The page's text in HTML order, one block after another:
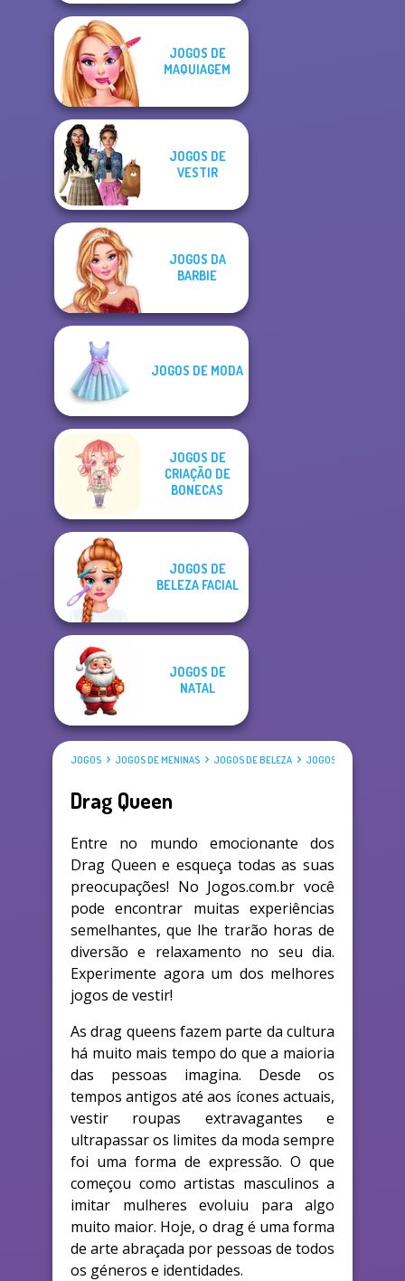
JOGOS DE
MAQUIAGEM
JOGOS DE
VESTIR
JOGOS DA
BARBIE
JOGOS DE MODA
JOGOS DE
CRIAÇÃO DE
BONECAS
JOGOS DE
BELEZA FACIAL
JOGOS DE
NATAL
JOGOS JOGOS DE MENINAS JOGOS DE BELEZA JOGOS DE VESTIR
Drag Queen
Entre no mundo emocionante dos
Drag Queen e esqueça todas as suas
preocupações! No Jogos.com.br você
pode encontrar muitas experiências
semelhantes, que lhe trarão horas de
diversão e relaxamento no seu dia.
Experimente agora um dos melhores
jogos de vestir!
As drag queens fazem parte da cultura
há muito mais tempo do que a maioria
das pessoas imagina. Desde os
tempos antigos até aos ícones actuais,
vestir roupas extravagantes e
ultrapassar os limites da moda sempre
foi uma forma de expressão. O que
começou como artistas masculinos a
imitar mulheres evoluiu para algo
muito maior. Hoje, o drag é uma forma
de arte abraçada por pessoas de todos
os géneros e identidades.